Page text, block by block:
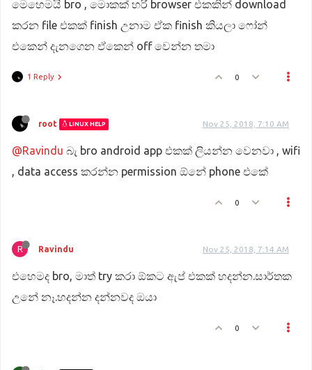
මෙහෙමයි bro , මොකක් හරි browser එකකින් download
කරන file එකක් finish උනාම ඒක finish කියලා ෆෝන්
එකෙන් දැනගෙන ඒකෙන් off වෙන්න තමා
1 Reply 0
root LINUX HELP Nov 25, 2018, 7:10 AM
@Ravindu බැ bro android app එකක් ලියන්න වෙනවා , wifi
, data access කරන්න permission ඕනේ phone එකේ
0
R Ravindu Nov 25, 2018, 7:14 AM
එහෙමද bro, මාත් try කරා ඕකට ඇප් එකක් හදන්න.සාර්තක
උනේ නෑ.හදන්න දන්නවද ඔයා
0